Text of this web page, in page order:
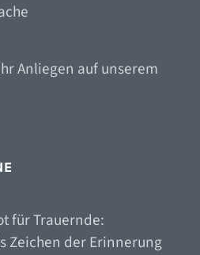
Anliegen auf unserem
für Trauernde:
Zeichen der Erinnerung